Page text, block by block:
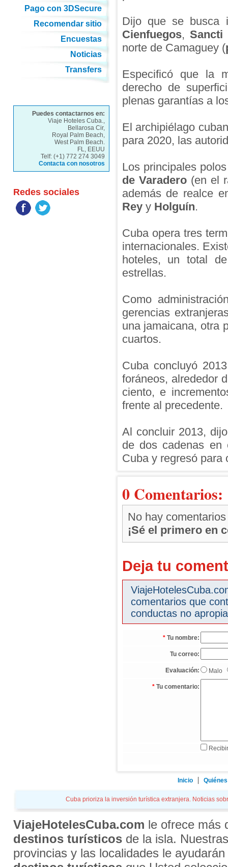
Dijo que se busca
Cienfuegos, Sancti
norte de Camaguey (
Especificó que la
derecho de
plenas garantías a
El archipiélago
para 2020, las
Los principales
de Varadero(en el
además de realce
Reyy Holguín.
Cuba opera tres
internacionales.
hoteles, un total
estrellas.
Como
gerencias
una jamaicana, otra
cuartos.
Cuba concluyó
foráneos, alrededor
ciento, e
frente al precedente.
Al concluir 2013,
de dos cadenas
Cuba y regresó para
0 Comentarios:
No hay comentarios
¡Sé el primero en
Deja tu
comentarios que
conductas no
* Tu nombre:
Tu correo:
Evaluación: Malo
* Tu comentario:
Pago con 3DSecure
Recomendar sitio
Encuestas
Noticias
Transfers
Puedes contactarnos en:
Viaje Hoteles Cuba.,
Bellarosa Cir,
Royal Palm Beach,
West Palm Beach.
FL, EEUU
Telf: (+1) 772 274 3049
Contacta con nosotros
Redes sociales
Inicio
Cuba prioriza la inversión turística extranjera. Noticias
ViajeHotelesCuba.com le ofrece más
destinos turísticosde la isla.
provincias y las localidades le